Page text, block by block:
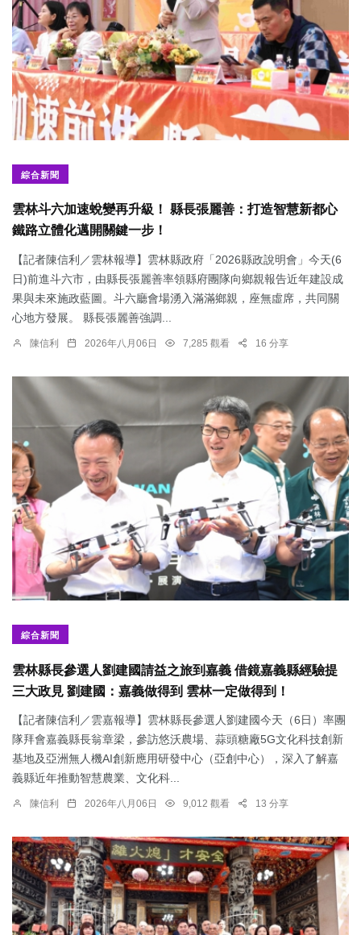
綜合新聞
雲林斗六加速蛻變再升級！ 縣長張麗善：打造智慧新都心
鐵路立體化邁開關鍵一步！
【記者陳信利／雲林報導】雲林縣政府「2026縣政說明會」今天(6
日)前進斗六市，由縣長張麗善率領縣府團隊向鄉親報告近年建設成
果與未來施政藍圖。斗六廳會場湧入滿滿鄉親，座無虛席，共同關
心地方發展。 縣長張麗善強調...
陳信利 2026年八月06日 7,285 觀看 16 分享
綜合新聞
雲林縣長參選人劉建國請益之旅到嘉義 借鏡嘉義縣經驗提
三大政見 劉建國：嘉義做得到 雲林一定做得到！
【記者陳信利／雲嘉報導】雲林縣長參選人劉建國今天（6日）率團
隊拜會嘉義縣長翁章梁，參訪悠沃農場、蒜頭糖廠5G文化科技創新
基地及亞洲無人機AI創新應用研發中心（亞創中心），深入了解嘉
義縣近年推動智慧農業、文化科...
陳信利 2026年八月06日 9,012 觀看 13 分享